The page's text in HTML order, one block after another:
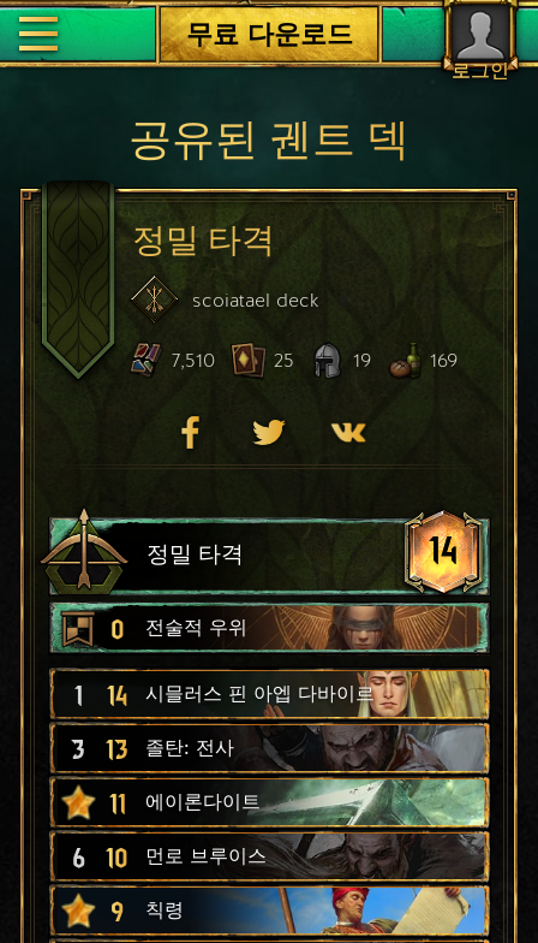
로그인
무료 다운로드
공유된 궨트 덱
정밀 타격
scoiatael deck
7,510 25 19 169
정밀 타격 14
0 전술적 우위
1 14 시믈러스 핀 아엡 다바이르
3 13 졸탄: 전사
11 에이론다이트
6 10 먼로 브루이스
9 칙령